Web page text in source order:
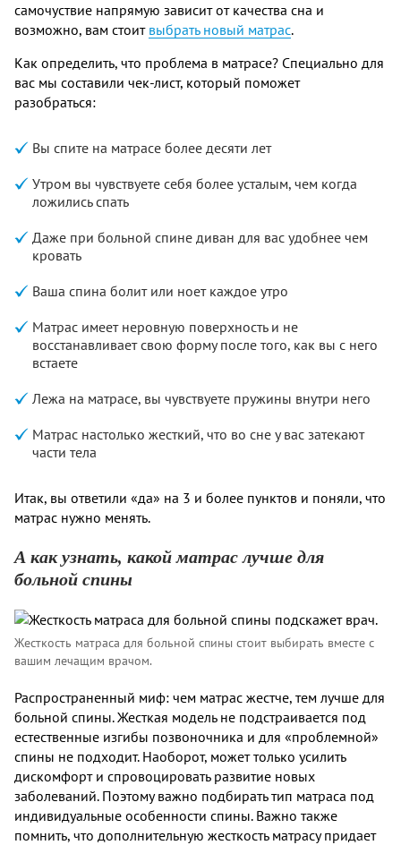
самочуствие напрямую зависит от качества сна и
возможно, вам стоит выбрать новый матрас.
Как определить, что проблема в матрасе? Специально для
вас мы составили чек-лист, который поможет
разобраться:
Вы спите на матрасе более десяти лет
Утром вы чувствуете себя более усталым, чем когда
ложились спать
Даже при больной спине диван для вас удобнее чем
кровать
Ваша спина болит или ноет каждое утро
Матрас имеет неровную поверхность и не
восстанавливает свою форму после того, как вы с него
встаете
Лежа на матрасе, вы чувствуете пружины внутри него
Матрас настолько жесткий, что во сне у вас затекают
части тела
Итак, вы ответили «да» на 3 и более пунктов и поняли, что
матрас нужно менять.
А как узнать, какой матрас лучше для
больной спины
Жесткость матраса для больной спины стоит выбирать вместе с
вашим лечащим врачом.
Распространенный миф: чем матрас жестче, тем лучше для
больной спины. Жесткая модель не подстраивается под
естественные изгибы позвоночника и для «проблемной»
спины не подходит. Наоборот, может только усилить
дискомфорт и спровоцировать развитие новых
заболеваний. Поэтому важно подбирать тип матраса под
индивидуальные особенности спины. Важно также
помнить, что дополнительную жесткость матрасу придает